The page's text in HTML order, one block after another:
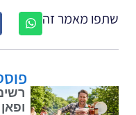
מאמר זה
פוסטים
רשימה
ופאן